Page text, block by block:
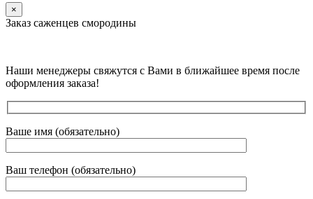
×
Заказ саженцев смородины
Наши менеджеры свяжутся с Вами в ближайшее время после
оформления заказа!
Ваше имя (обязательно)
Ваш телефон (обязательно)